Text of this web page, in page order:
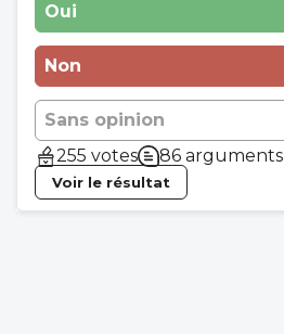
Oui
Non
Sans opinion
255 votes
86 arguments
Voir le résultat